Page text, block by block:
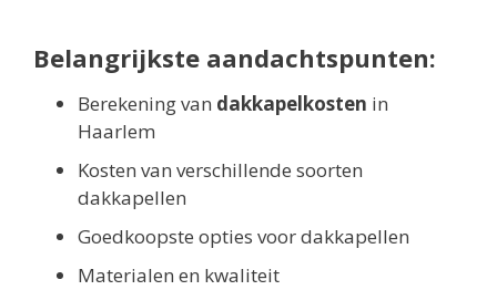
Belangrijkste aandachtspunten:
Berekening van dakkapelkosten in
Haarlem
Kosten van verschillende soorten
dakkapellen
Goedkoopste opties voor dakkapellen
Materialen en kwaliteit